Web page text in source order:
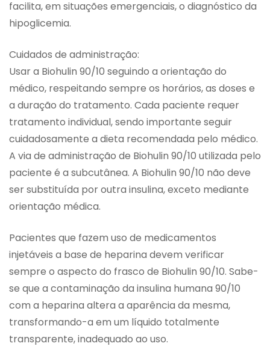
facilita, em situações emergenciais, o diagnóstico da
hipoglicemia.
Cuidados de administração:
Usar a Biohulin 90/10 seguindo a orientação do
médico, respeitando sempre os horários, as doses e
a duração do tratamento. Cada paciente requer
tratamento individual, sendo importante seguir
cuidadosamente a dieta recomendada pelo médico.
A via de administração de Biohulin 90/10 utilizada pelo
paciente é a subcutânea. A Biohulin 90/10 não deve
ser substituída por outra insulina, exceto mediante
orientação médica.
Pacientes que fazem uso de medicamentos
injetáveis a base de heparina devem verificar
sempre o aspecto do frasco de Biohulin 90/10. Sabe-
se que a contaminação da insulina humana 90/10
com a heparina altera a aparência da mesma,
transformando-a em um líquido totalmente
transparente, inadequado ao uso.